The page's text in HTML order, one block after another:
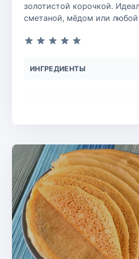
золотистой корочкой.
сметаной, мёдом или любой
ИНГРЕДИЕНТЫ